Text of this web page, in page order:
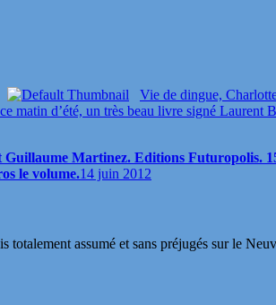
Vie de dingue,
matin d’été, un très beau livre signé Laurent
Martinez. Editions Futuropolis.
le volume.14 juin 2012
assumé et sans préjugés sur le